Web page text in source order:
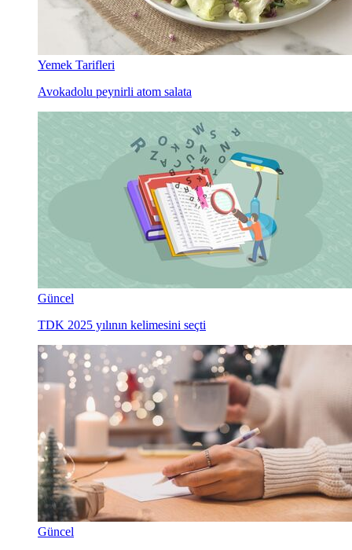
Yemek Tarifleri
Avokadolu peynirli atom salata
Güncel
TDK 2025 yılının kelimesini seçti
Güncel